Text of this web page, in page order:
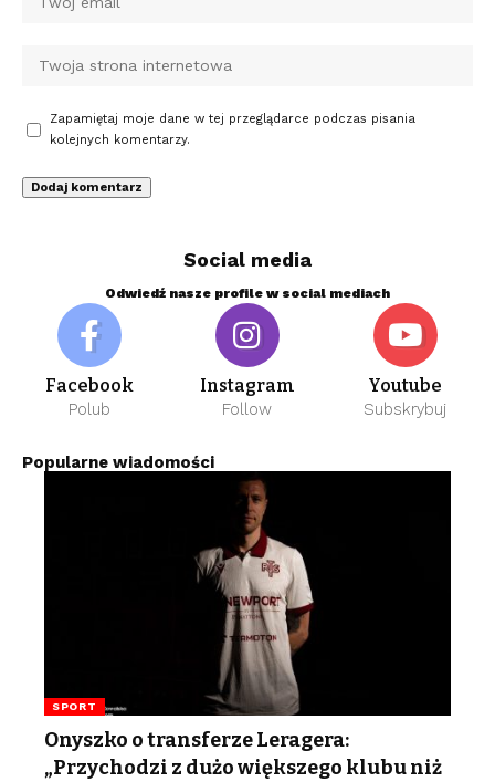
Zapamiętaj moje dane w tej przeglądarce podczas pisania
kolejnych komentarzy.
Social media
Odwiedź nasze profile w social mediach
Facebook
Polub
Instagram
Follow
Youtube
Subskrybuj
Popularne wiadomości
SPORT
Onyszko o transferze Leragera:
„Przychodzi z dużo większego klubu niż